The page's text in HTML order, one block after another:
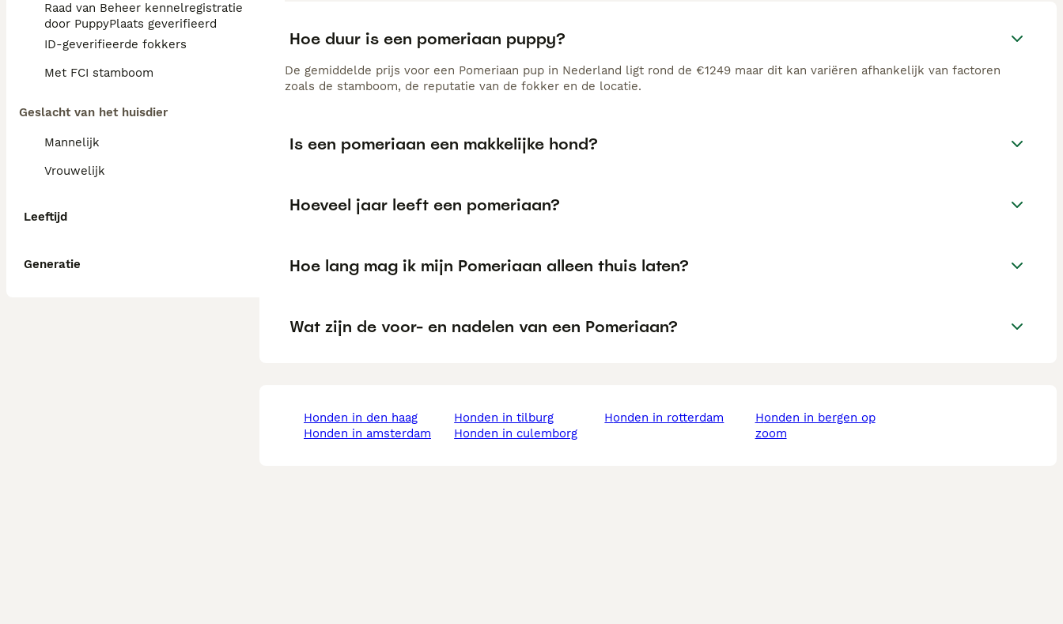
Raad van Beheer kennelregistratie
door PuppyPlaats geverifieerd
ID-geverifieerde fokkers
Met FCI stamboom
Geslacht van het huisdier
Mannelijk
Vrouwelijk
Leeftijd
Generatie
Hoe duur is een pomeriaan puppy?
De gemiddelde prijs voor een Pomeriaan pup in Nederland ligt rond de €1249 maar dit kan variëren afhankelijk van factoren
zoals de stamboom, de reputatie van de fokker en de locatie.
Is een pomeriaan een makkelijke hond?
Hoeveel jaar leeft een pomeriaan?
Hoe lang mag ik mijn Pomeriaan alleen thuis laten?
Wat zijn de voor- en nadelen van een Pomeriaan?
honden in den haag
honden in amsterdam
honden in tilburg
honden in culemborg
honden in rotterdam
honden in bergen op
zoom